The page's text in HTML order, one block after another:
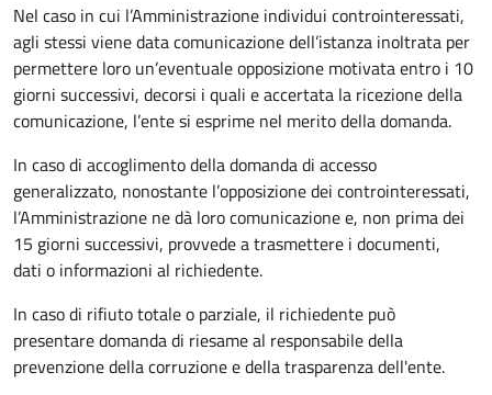
Nel caso in cui l’Amministrazione individui controinteressati,
agli stessi viene data comunicazione dell’istanza inoltrata per
permettere loro un’eventuale opposizione motivata entro i 10
giorni successivi, decorsi i quali e accertata la ricezione della
comunicazione, l’ente si esprime nel merito della domanda.
In caso di accoglimento della domanda di accesso
generalizzato, nonostante l’opposizione dei controinteressati,
l’Amministrazione ne dà loro comunicazione e, non prima dei
15 giorni successivi, provvede a trasmettere i documenti,
dati o informazioni al richiedente.
In caso di rifiuto totale o parziale, il richiedente può
presentare domanda di riesame al responsabile della
prevenzione della corruzione e della trasparenza dell'ente.